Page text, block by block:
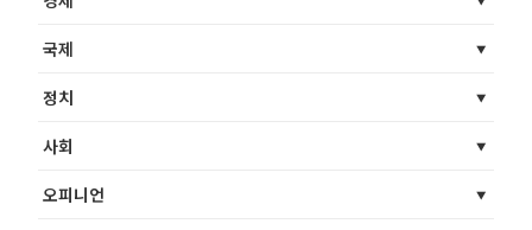
국제
정치
사회
오피니언